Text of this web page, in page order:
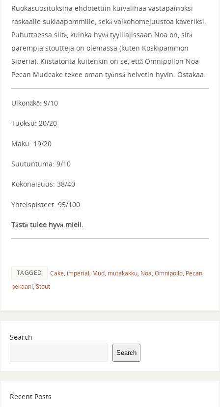
Ruokasuosituksina ehdotettiin kuivalihaa vastapainoksi
raskaalle suklaapommille, sekä valkohomejuustoa kaveriksi.
Puhuttaessa siitä, kuinka hyvä tyylilajissaan Noa on, sitä
parempia stoutteja on olemassa (kuten Koskipanimon
Siperia). Kiistatonta kuitenkin on se, että Omnipollon Noa
Pecan Mudcake tekee oman työnsä helvetin hyvin. Ostakaa.
Ulkonäkö: 9/10
Tuoksu: 20/20
Maku: 19/20
Suutuntuma: 9/10
Kokonaisuus: 38/40
Yhteispisteet: 95/100
Tästä tulee hyvä mieli.
TAGGED Cake, imperial, Mud, mutakakku, Noa, Omnipollo, Pecan,
pekaani, Stout
Search
Search
Recent Posts